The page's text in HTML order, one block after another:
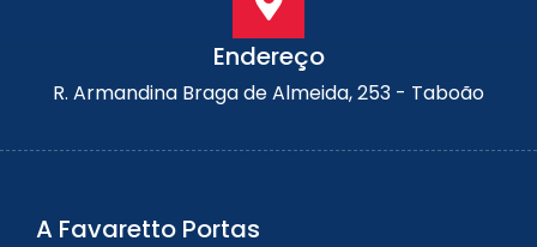
Endereço
R. Armandina Braga de Almeida, 253 - Taboão
A Favaretto Portas